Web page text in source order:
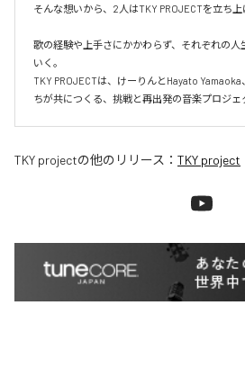
そんな想いから、2人はTKY PROJECTを立ち上
歌の経験や上手さにかかわらず、それぞれの人
いく。
TKY PROJECTは、けーりんとHayato
ちが共につくる、挑戦と再出発の音楽プロジェ
TKY projectの他のリリース： TKY project